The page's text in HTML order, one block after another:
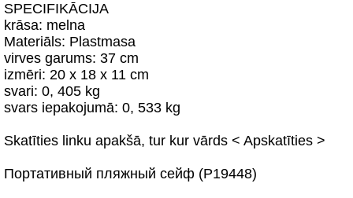
SPECIFIKĀCIJA
krāsa: melna
Materiāls: Plastmasa
virves garums: 37 cm
izmēri: 20 x 18 x 11 cm
svari: 0, 405 kg
svars iepakojumā: 0, 533 kg
Skatīties linku apakšā, tur kur vārds < Apskatīties >
Портативный пляжный сейф (P19448)